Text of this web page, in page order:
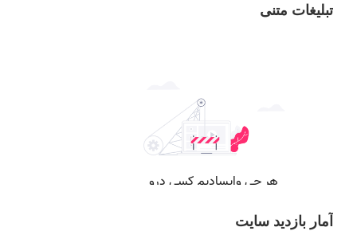
تبلیغات متنی
آمار بازدید سایت